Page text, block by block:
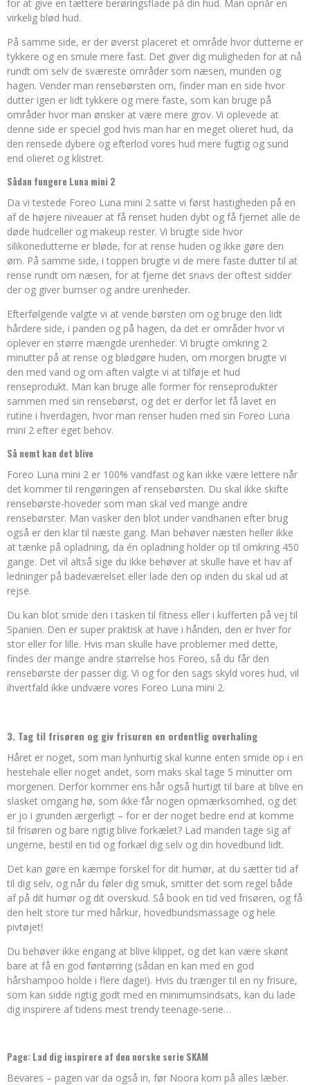
for at give en tættere berøringsflade på din hud. Man opnår en
virkelig blød hud.
På samme side, er der øverst placeret et område hvor dutterne er
tykkere og en smule mere fast. Det giver dig muligheden for at nå
rundt om selv de sværeste områder som næsen, munden og
hagen. Vender man rensebørsten om, finder man en side hvor
dutter igen er lidt tykkere og mere faste, som kan bruge på
områder hvor man ønsker at være mere grov. Vi oplevede at
denne side er speciel god hvis man har en meget olieret hud, da
den rensede dybere og efterlod vores hud mere fugtig og sund
end olieret og klistret.
Sådan fungere Luna mini 2
Da vi testede Foreo Luna mini 2 satte vi først hastigheden på en
af de højere niveauer at få renset huden dybt og få fjernet alle de
døde hudceller og makeup rester. Vi brugte side hvor
silikonedutterne er bløde, for at rense huden og ikke gøre den
øm. På samme side, i toppen brugte vi de mere faste dutter til at
rense rundt om næsen, for at fjerne det snavs der oftest sidder
der og giver bumser og andre urenheder.
Efterfølgende valgte vi at vende børsten om og bruge den lidt
hårdere side, i panden og på hagen, da det er områder hvor vi
oplever en større mængde urenheder. Vi brugte omkring 2
minutter på at rense og blødgøre huden, om morgen brugte vi
den med vand og om aften valgte vi at tilføje et hud
renseprodukt. Man kan bruge alle former for renseprodukter
sammen med sin rensebørst, og det er derfor let få lavet en
rutine i hverdagen, hvor man renser huden med sin Foreo Luna
mini 2 efter eget behov.
Så nemt kan det blive
Foreo Luna mini 2 er 100% vandfast og kan ikke være lettere når
det kommer til rengøringen af rensebørsten. Du skal ikke skifte
rensebørste-hoveder som man skal ved mange andre
rensebørster. Man vasker den blot under vandhanen efter brug
også er den klar til næste gang. Man behøver næsten heller ikke
at tænke på opladning, da én opladning holder op til omkring 450
gange. Det vil altså sige du ikke behøver at skulle have et hav af
ledninger på badeværelset eller lade den op inden du skal ud at
rejse.
Du kan blot smide den i tasken til fitness eller i kufferten på vej til
Spanien. Den er super praktisk at have i hånden, den er hver for
stor eller for lille. Hvis man skulle have problemer med dette,
findes der mange andre størrelse hos Foreo, så du får den
rensebørste der passer dig. Vi og for den sags skyld vores hud, vil
ihvertfald ikke undvære vores Foreo Luna mini 2.
3. Tag til frisøren og giv frisuren en ordentlig overhaling
Håret er noget, som man lynhurtig skal kunne enten smide op i en
hestehale eller noget andet, som maks skal tage 5 minutter om
morgenen. Derfor kommer ens hår også hurtigt til bare at blive en
slasket omgang hø, som ikke får nogen opmærksomhed, og det
er jo i grunden ærgerligt – for er der noget bedre end at komme
til frisøren og bare rigtig blive forkælet? Lad manden tage sig af
ungerne, bestil en tid og forkæl dig selv og din hovedbund lidt.
Det kan gøre en kæmpe forskel for dit humør, at du sætter tid af
til dig selv, og når du føler dig smuk, smitter det som regel både
af på dit humør og dit overskud. Så book en tid ved frisøren, og få
den helt store tur med hårkur, hovedbundsmassage og hele
pivtøjet!
Du behøver ikke engang at blive klippet, og det kan være skønt
bare at få en god føntørring (sådan en kan med en god
hårshampoo holde i flere dage!). Hvis du trænger til en ny frisure,
som kan sidde rigtig godt med en minimumsindsats, kan du lade
dig inspirere af tidens mest trendy teenage-serie…
Page: Lad dig inspirere af den norske serie SKAM
Bevares – pagen var da også in, før Noora kom på alles læber.